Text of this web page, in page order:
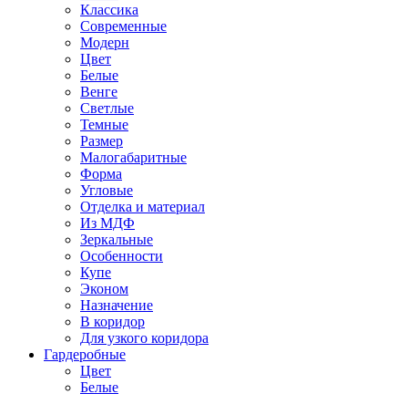
Классика
Современные
Модерн
Цвет
Белые
Венге
Светлые
Темные
Размер
Малогабаритные
Форма
Угловые
Отделка и материал
Из МДФ
Зеркальные
Особенности
Купе
Эконом
Назначение
В коридор
Для узкого коридора
Гардеробные
Цвет
Белые